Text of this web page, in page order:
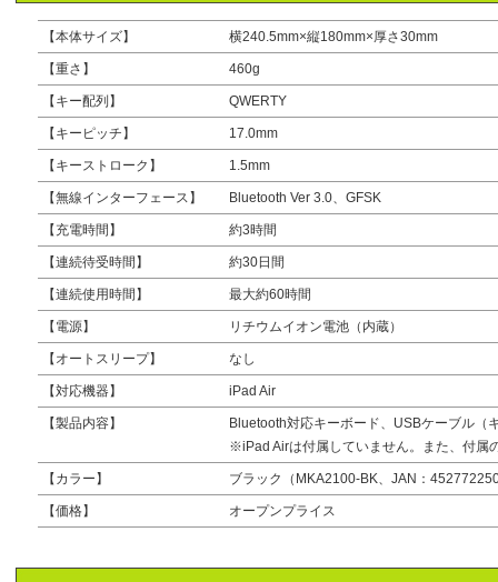
【本体サイズ】 横240.5mm×縦180mm×厚さ30mm
【重さ】 460g
【キー配列】 QWERTY
【キーピッチ】 17.0mm
【キーストローク】 1.5mm
【無線インターフェース】 Bluetooth Ver 3.0、GFSK
【充電時間】 約3時間
【連続待受時間】 約30日間
【連続使用時間】 最大約60時間
【電源】 リチウムイオン電池（内蔵）
【オートスリープ】 なし
【対応機器】 iPad Air
【製品内容】
Bluetooth対応キーボード、USBケーブル（
※iPad Airは付属していません。また、付属
【カラー】 ブラック（MKA2100-BK、JAN：
【価格】 オープンプライス